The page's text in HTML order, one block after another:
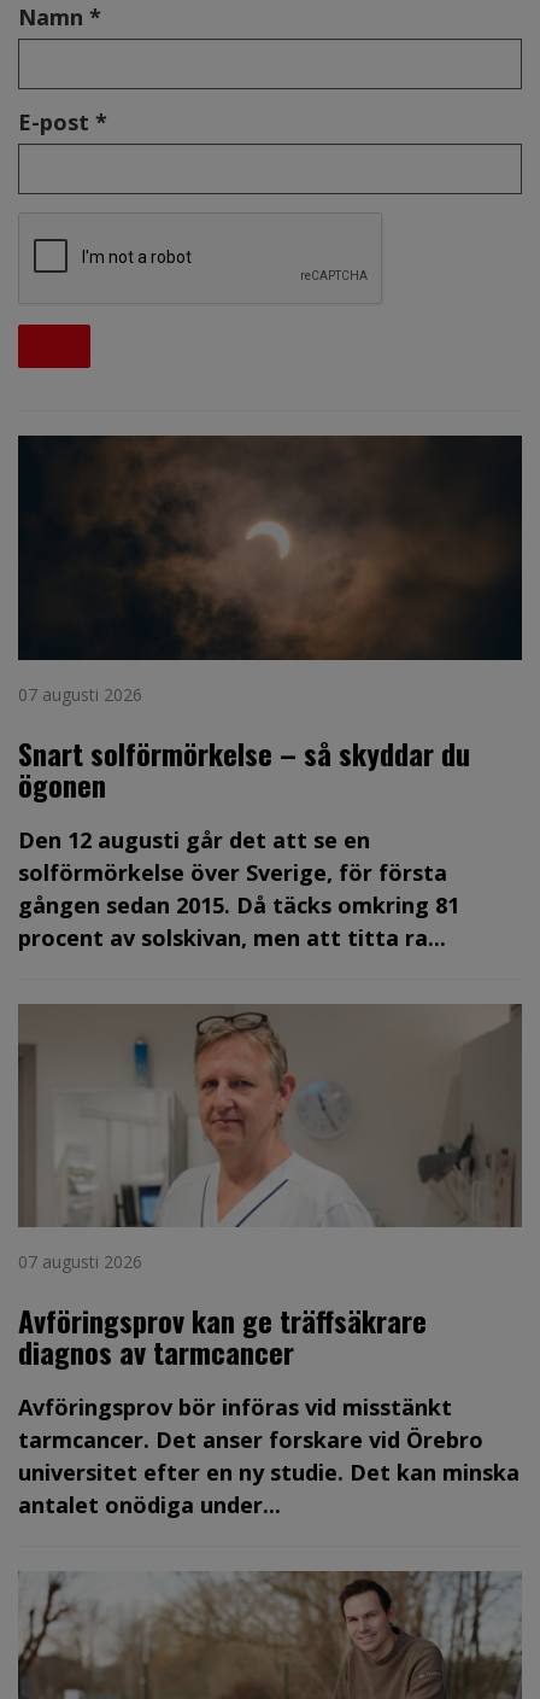
Namn *
E-post *
07 augusti 2026
Snart solförmörkelse – så skyddar du
ögonen
Den 12 augusti går det att se en
solförmörkelse över Sverige, för första
gången sedan 2015. Då täcks omkring 81
procent av solskivan, men att titta ra...
07 augusti 2026
Avföringsprov kan ge träffsäkrare
diagnos av tarmcancer
Avföringsprov bör införas vid misstänkt
tarmcancer. Det anser forskare vid Örebro
universitet efter en ny studie. Det kan minska
antalet onödiga under...